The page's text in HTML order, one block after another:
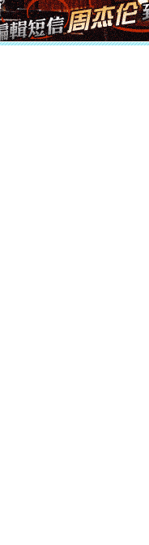
起；二是
离。水晶
[元旦]当
泣，这痛